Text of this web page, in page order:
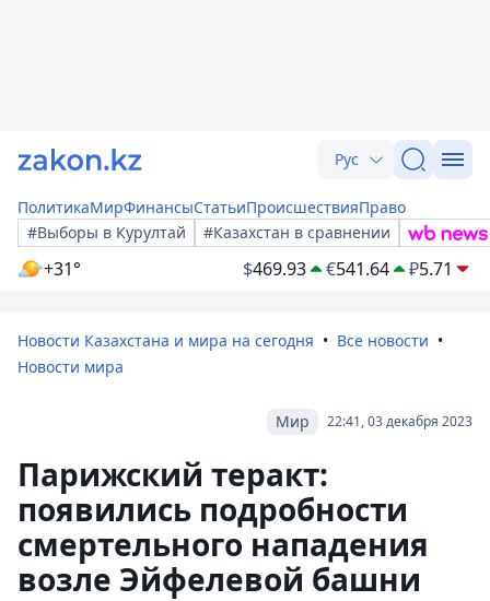
Рус
ПолитикаМирФинансыСтатьиПроисшествияПраво
#Выборы в Курултай
#Казахстан в сравнении
+31° $469.93 €541.64 ₽5.71
Новости Казахстана и мира на сегодня
Все новости
Новости мира
22:41, 03 декабря 2023
Мир
Парижский теракт:
появились подробности
смертельного нападения
возле Эйфелевой башни